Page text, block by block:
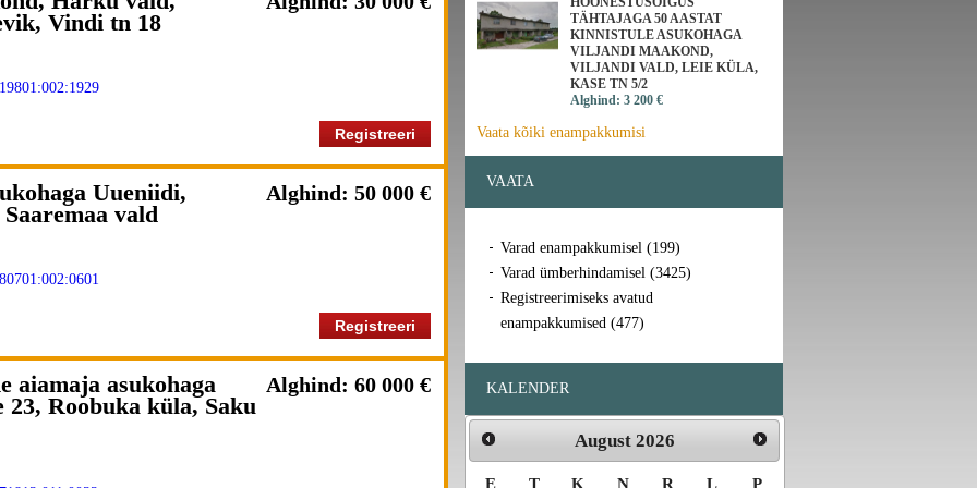
Vindi tn 18
Registreeri
Uueniidi,
vald
Alghind: 50 000 €
Registreeri
aiamaja asukohaga
23, Roobuka küla, Saku
Alghind: 60 000 €
TÄHTAJAGA 50 AASTAT
KINNISTULE ASUKOHAGA
VILJANDI MAAKOND,
VILJANDI VALD, LEIE KÜLA,
KASE TN 5/2
Alghind: 3 200 €
Vaata kõiki enampakkumisi
VAATA
Varad enampakkumisel (199)
Varad ümberhindamisel (3425)
Registreerimiseks avatud
enampakkumised (477)
KALENDER
August 2026
E T K N R L P